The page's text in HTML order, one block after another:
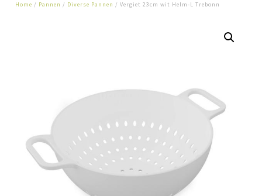
Home / Pannen / Diverse Pannen / Vergiet 23cm wit Helm-L Trebonn